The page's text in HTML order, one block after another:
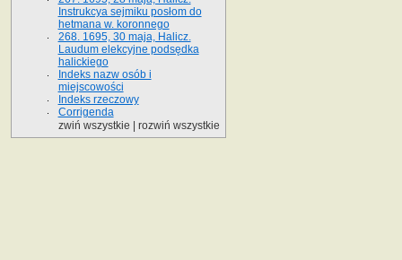
Instrukcya sejmiku posłom do
hetmana w. koronnego
268. 1695, 30 maja, Halicz.
Laudum elekcyjne podsędka
halickiego
Indeks nazw osób i
miejscowości
Indeks rzeczowy
Corrigenda
zwiń wszystkie
rozwiń wszystkie